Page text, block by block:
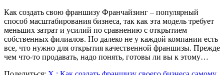
Как создать свою франшизу Франчайзинг – популярный
способ масштабирования бизнеса, так как эта модель требует
меньших затрат и усилий по сравнению с открытием
собственных филиалов. Но далеко не у каждой компании есть
все, что нужно для открытия качественной франшизы. Прежде
чем что-то продавать, надо понять, готовы ли вы к этому…